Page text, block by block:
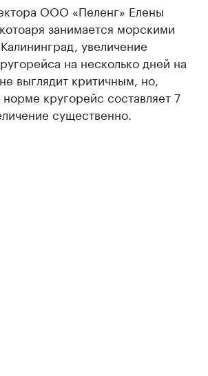
ООО «Пеленг» Елены
занимается морскими
увеличение
на несколько дней на
выглядит критичным, но,
норме кругорейс составляет 7
существенно.